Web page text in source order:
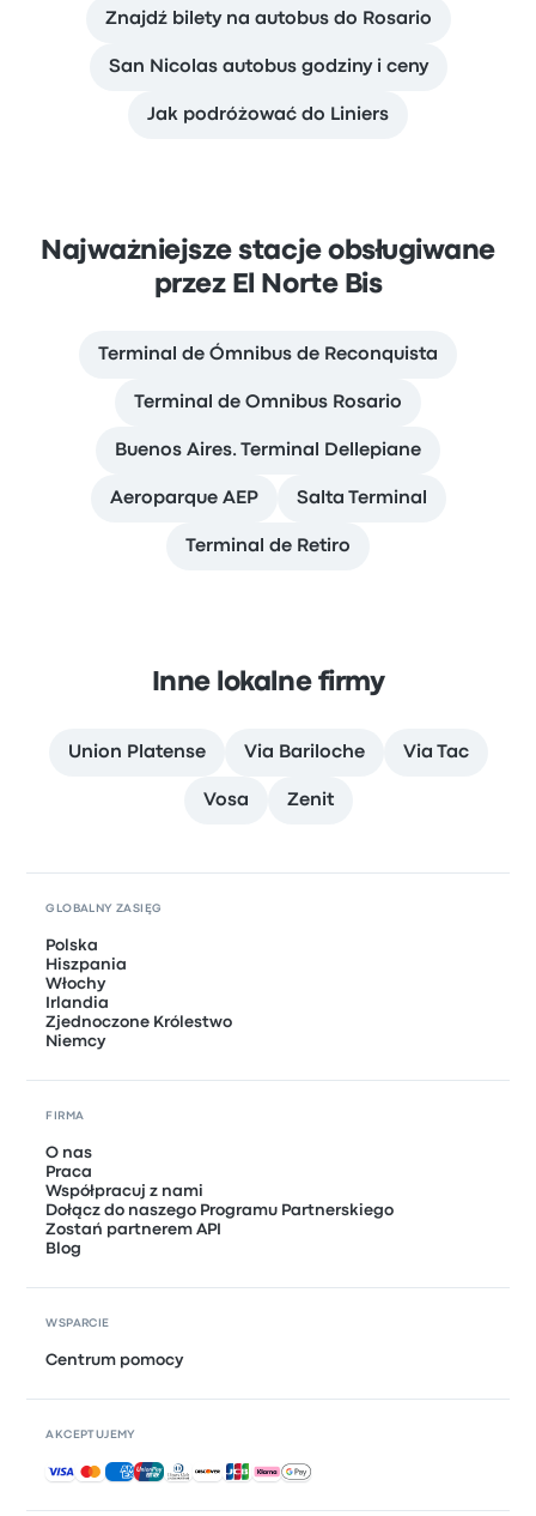
Znajdź bilety na autobus do Rosario
San Nicolas autobus godziny i ceny
Jak podróżować do Liniers
Najważniejsze stacje obsługiwane
przez El Norte Bis
Terminal de Ómnibus de Reconquista
Terminal de Omnibus Rosario
Buenos Aires. Terminal Dellepiane
Aeroparque AEP Salta Terminal
Terminal de Retiro
Inne lokalne firmy
Union Platense Via Bariloche Via Tac
Vosa Zenit
GLOBALNY ZASIĘG
Polska
Hiszpania
Włochy
Irlandia
Zjednoczone Królestwo
Niemcy
FIRMA
O nas
Praca
Współpracuj z nami
Dołącz do naszego Programu Partnerskiego
Zostań partnerem API
Blog
WSPARCIE
Centrum pomocy
AKCEPTUJEMY
Akceptowane płatności